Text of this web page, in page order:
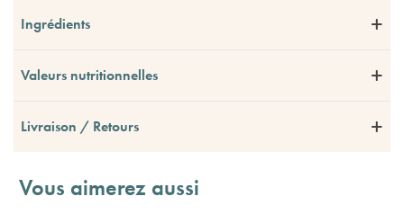
Ingrédients
Valeurs nutritionnelles
Livraison / Retours
Vous aimerez aussi